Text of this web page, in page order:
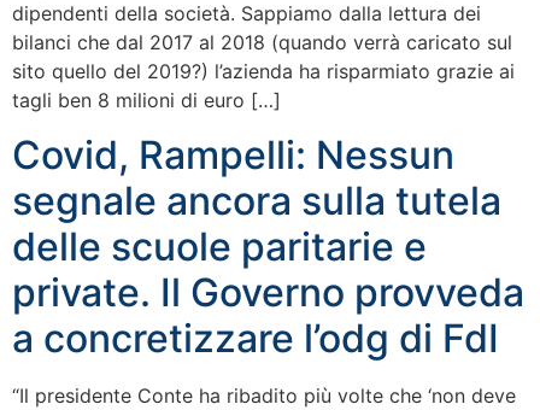
dipendenti della società. Sappiamo dalla lettura dei
bilanci che dal 2017 al 2018 (quando verrà caricato sul
sito quello del 2019?) l’azienda ha risparmiato grazie ai
tagli ben 8 milioni di euro […]
Covid, Rampelli: Nessun
segnale ancora sulla tutela
delle scuole paritarie e
private. Il Governo provveda
a concretizzare l’odg di FdI
“Il presidente Conte ha ribadito più volte che ‘non deve